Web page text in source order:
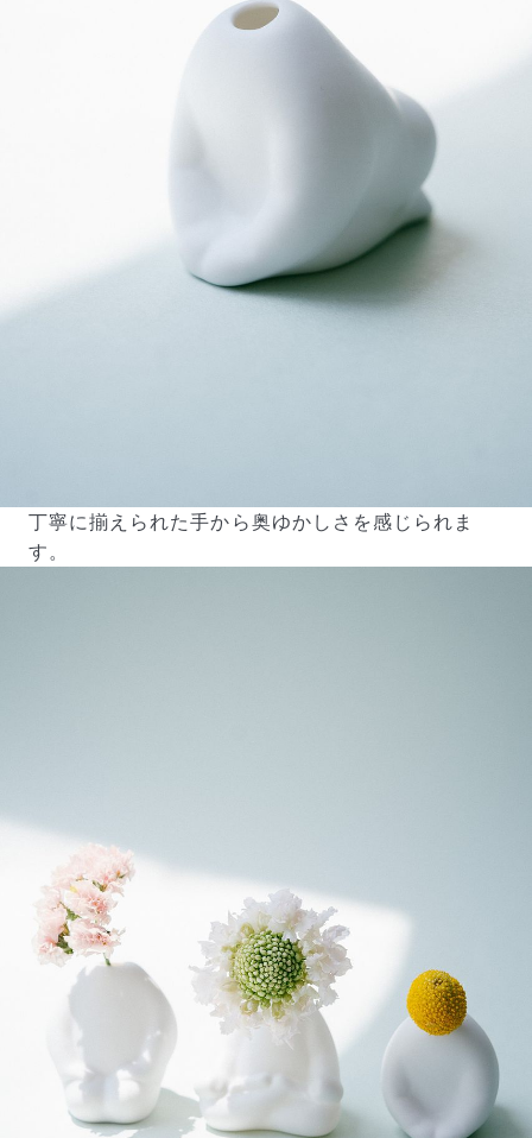
商品ページに掲載している写真は、実際にお届けする商
品を撮影したものです。お花は生き物なので、どうして
も色味やサイズ・咲き方に個体差はありますが、できる
だけ写真のイメージに近いものをお届けできるように人
の目でチェックをしています。
指定はできません。受け取り時間帯は、発送後にクロネコヤ
マトのアプリから変更可能です。
Q. 注文後にキャンセルできますか？
ご注文後一定時間内であればキャンセル可能です。
丁寧に揃えられた手から奥ゆかしさを感じられま
す。